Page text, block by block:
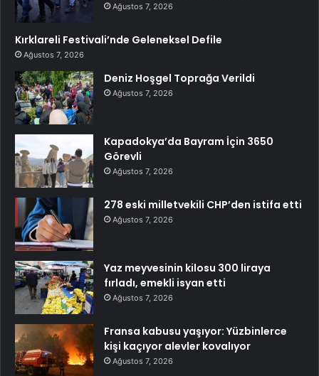
Ağustos 7, 2026
Kırklareli Festivali’nde Geleneksel Defile
Ağustos 7, 2026
Deniz Hoşgel Toprağa Verildi
Ağustos 7, 2026
Kapadokya’da Bayram İçin 3650
Görevli
Ağustos 7, 2026
278 eski milletvekili CHP’den istifa etti
Ağustos 7, 2026
Yaz meyvesinin kilosu 300 liraya
fırladı, emekli isyan etti
Ağustos 7, 2026
Fransa kabusu yaşıyor: Yüzbinlerce
kişi kaçıyor alevler kovalıyor
Ağustos 7, 2026